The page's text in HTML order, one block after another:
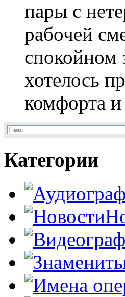
пары с
рабочей
спокойном
хотелось
комфорта
Категории